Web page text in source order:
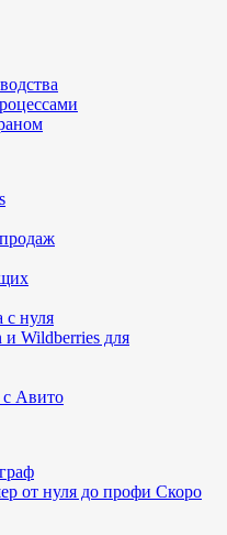
с нуля
и Wildberries для
с Авито
от нуля до профи Скоро